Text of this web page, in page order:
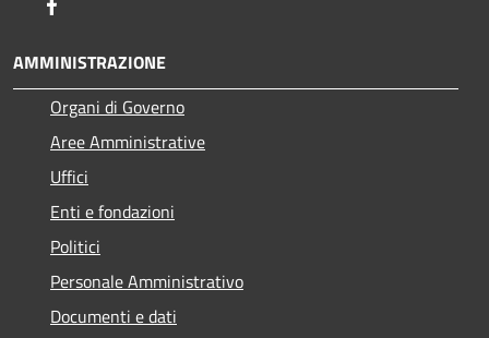
AMMINISTRAZIONE
Organi di Governo
Aree Amministrative
Uffici
Enti e fondazioni
Politici
Personale Amministrativo
Documenti e dati